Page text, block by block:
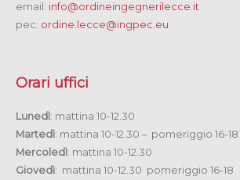
email: info@ordineingegnerilecce.it
pec: ordine.lecce@ingpec.eu
Orari uffici
Lunedì: mattina 10-12.30
Martedì: mattina 10-12.30 – pomeriggio 16-18
Mercoledì: mattina 10-12.30
Giovedì: mattina 10-12.30 pomeriggio 16-18